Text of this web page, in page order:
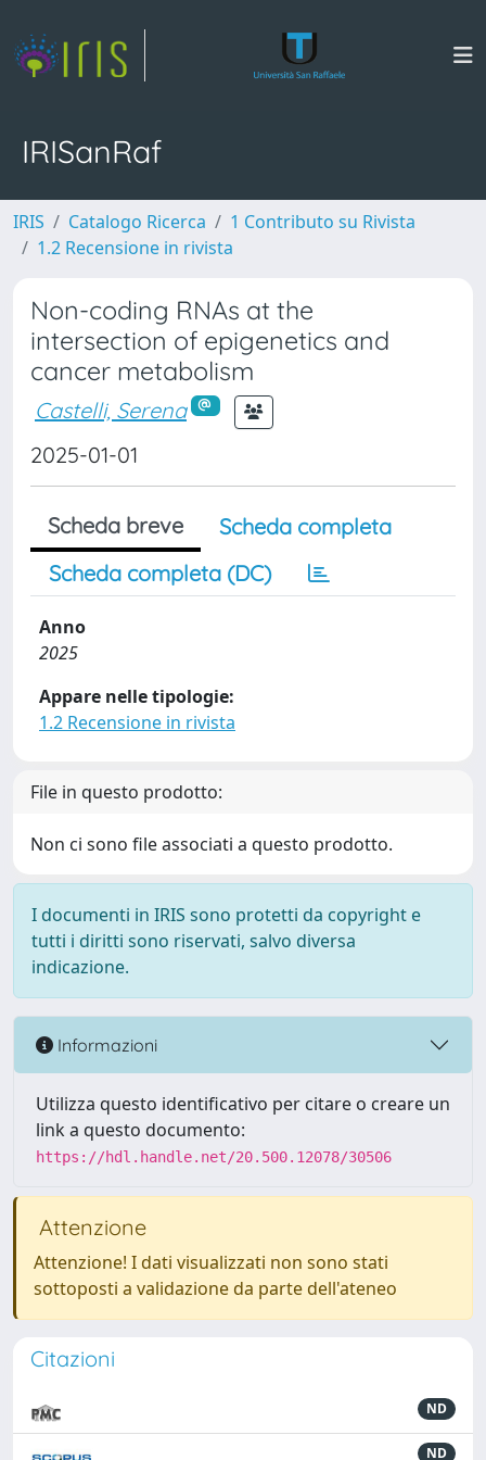
IRISanRaf
IRIS Catalogo Ricerca
1 Contributo su Rivista
1.2 Recensione in rivista
Non-coding RNAs at the
intersection of epigenetics and
cancer metabolism
Castelli, Serena
2025-01-01
Scheda breve
Scheda completa
Scheda completa (DC)
Anno
2025
Appare nelle tipologie:
1.2 Recensione in rivista
File in questo prodotto:
Non ci sono file associati a questo prodotto.
I documenti in IRIS sono protetti da copyright e
tutti i diritti sono riservati, salvo diversa
indicazione.
Informazioni
Utilizza questo identificativo per citare o creare un
link a questo documento:
https://hdl.handle.net/20.500.12078/30506
Attenzione
Attenzione! I dati visualizzati non sono stati
sottoposti a validazione da parte dell'ateneo
Citazioni
ND
ND